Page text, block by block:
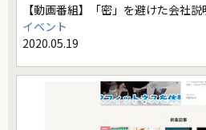
【動画番組】「密」を避けた会社
イベント
2020.05.19